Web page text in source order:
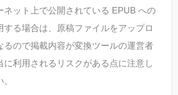
ネット上で公開されている EPUB への
する場合は、原稿ファイルをアップロ
るので掲載内容が変換ツールの運営者
に利用されるリスクがある点に注意し